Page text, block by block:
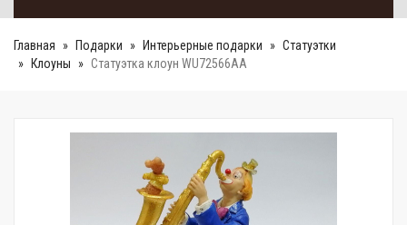
Главная Подарки Интерьерные подарки
Cтатуэтки
Клоуны
Статуэтка клоун WU72566AA